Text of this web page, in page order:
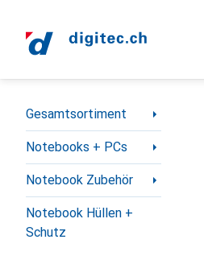
Navigation nach Kategorien
Gesamtsortiment
Notebooks + PCs
Notebook Zubehör
Notebook Hüllen +
Schutz